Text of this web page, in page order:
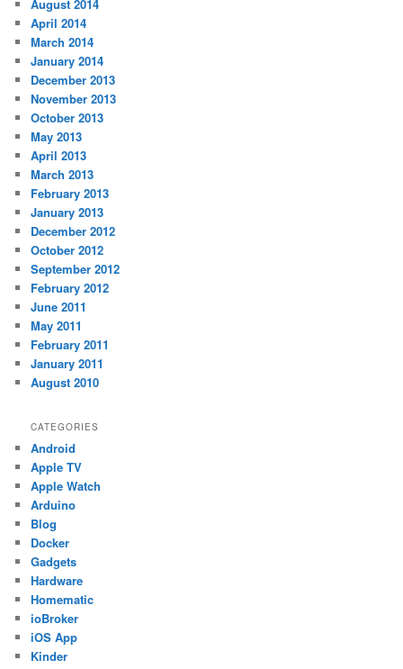
August 2014
April 2014
March 2014
January 2014
December 2013
November 2013
October 2013
May 2013
April 2013
March 2013
February 2013
January 2013
December 2012
October 2012
September 2012
February 2012
June 2011
May 2011
February 2011
January 2011
August 2010
CATEGORIES
Android
Apple TV
Apple Watch
Arduino
Blog
Docker
Gadgets
Hardware
Homematic
ioBroker
iOS App
Kinder